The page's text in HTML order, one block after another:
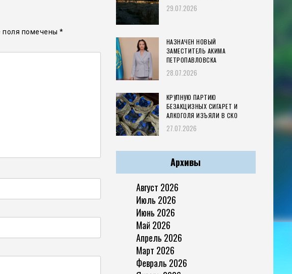
поля помечены *
29.07.2026
НАЗНАЧЕН НОВЫЙ
ЗАМЕСТИТЕЛЬ АКИМА
ПЕТРОПАВЛОВСКА
28.07.2026
КРУПНУЮ ПАРТИЮ
БЕЗАКЦИЗНЫХ СИГАРЕТ И
АЛКОГОЛЯ ИЗЪЯЛИ В СКО
27.07.2026
Архивы
Август 2026
Июль 2026
Июнь 2026
Май 2026
Апрель 2026
Март 2026
Февраль 2026